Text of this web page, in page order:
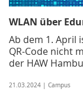
WLAN über
Ab dem 1. April
QR-Code nicht
der HAW
21.03.2024 | Campus